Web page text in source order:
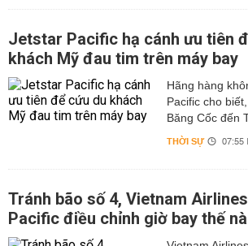
Jetstar Pacific hạ cánh ưu tiên
khách Mỹ đau tim trên máy bay
Hãng hàng
Pacific cho
Băng Cốc đến
THỜI SỰ 07:55
Tránh bão số 4, Vietnam
Pacific điều chỉnh giờ bay thế